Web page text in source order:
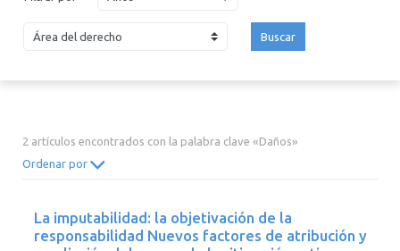
2002 2001
Buscar
2 artículos encontrados con la palabra clave «Daños»
Ordenar por
La imputabilidad: la objetivación de la
responsabilidad Nuevos factores de atribución y